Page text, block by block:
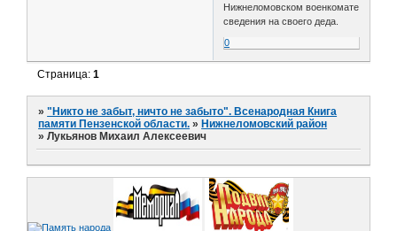
Нижнеломовском военкомате
сведения на своего деда.
0
Страница:1
»"Никто не забыт, ничто не забыто". Всенародная Книга
памяти Пензенской области. »Нижнеломовский район
»Лукьянов Михаил Алексеевич